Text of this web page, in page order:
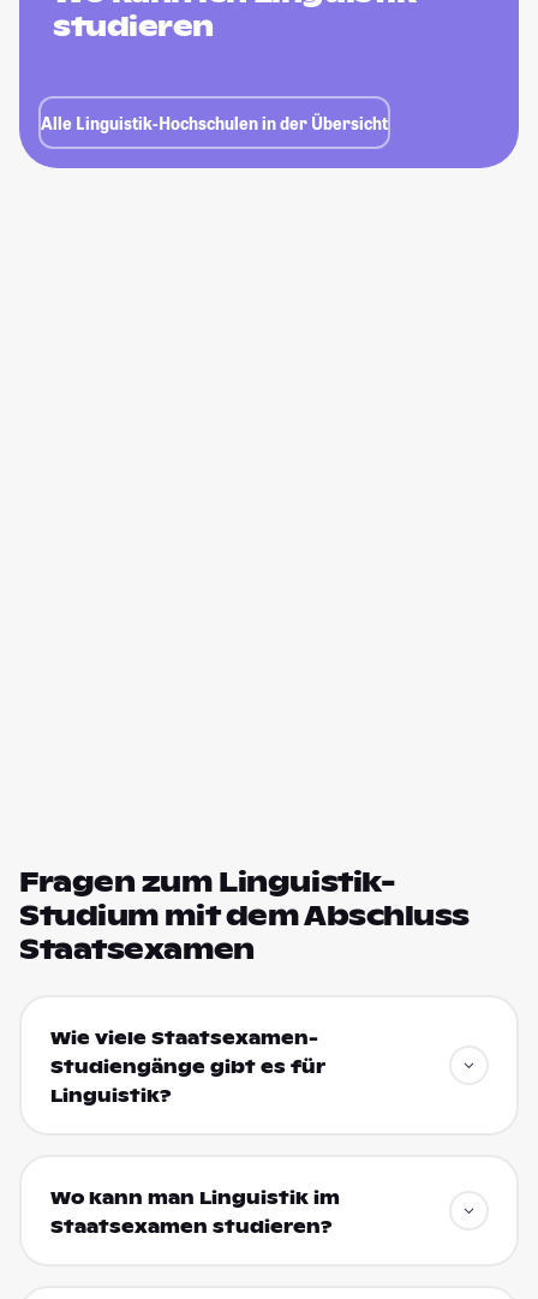
studieren
Alle Linguistik-Hochschulen in der Übersicht
Fragen zum Linguistik-
Studium mit dem Abschluss
Staatsexamen
Wie viele Staatsexamen-
Studiengänge gibt es für
Linguistik?
Wo kann man Linguistik im
Staatsexamen studieren?